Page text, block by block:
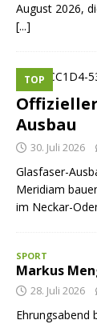
August 2026,
[...]
Ausbau
TOP
30. Juli 2026
Glasfaser-
Meridiam
im Neckar-
SPORT
Markus
28. Juli 2026
Ehrungsabend